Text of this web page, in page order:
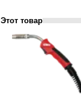
Этот товар